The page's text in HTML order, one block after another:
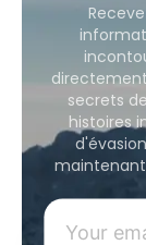
secrets
histoires